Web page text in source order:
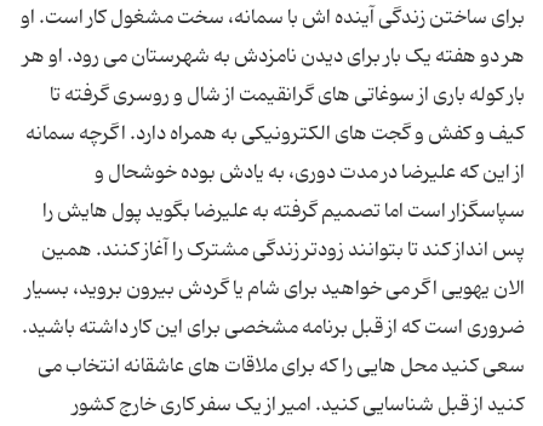
برای ساختن زندگی آینده اش با سمانه، سخت مشغول کار است. او
هر دو هفته یک بار برای دیدن نامزدش به شهرستان می رود. او هر
بار کوله باری از سوغاتی های گرانقیمت از شال و روسری گرفته تا
کیف و کفش و گجت های الکترونیکی به همراه دارد. اگرچه سمانه
از این که علیرضا در مدت دوری، به یادش بوده خوشحال و
سپاسگزار است اما تصمیم گرفته به علیرضا بگوید پول هایش را
پس انداز کند تا بتوانند زودتر زندگی مشترک را آغاز کنند. همین
الان یهویی اگر می خواهید برای شام یا گردش بیرون بروید، بسیار
ضروری است که از قبل برنامه مشخصی برای این کار داشته باشید.
سعی کنید محل هایی را که برای ملاقات های عاشقانه انتخاب می
کنید از قبل شناسایی کنید. امیر از یک سفر کاری خارج کشور